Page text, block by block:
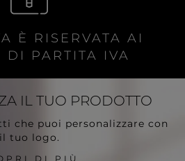
È RISERVATA AI
DI PARTITA IVA
IL TUO PRODOTTO
che puoi personalizzare con
il tuo logo.
DI PIÙ